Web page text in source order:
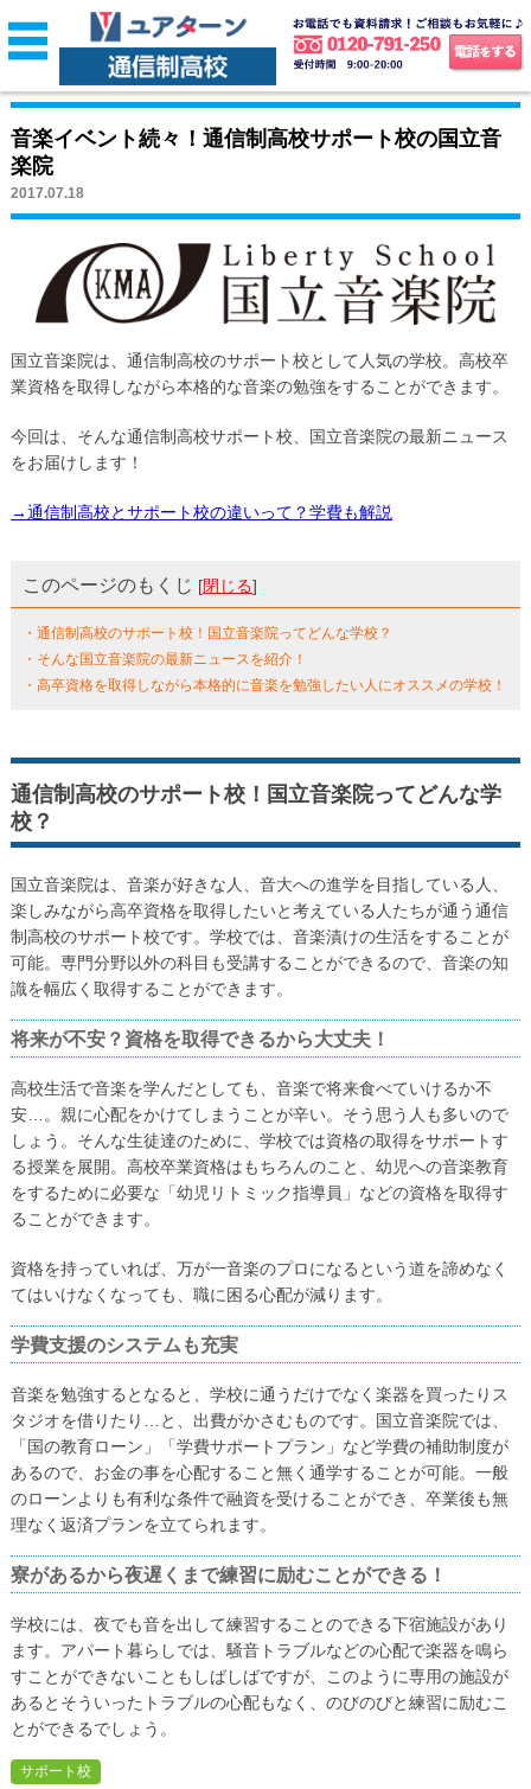
音楽イベント続々！通信制高校サポート校の国立音
楽院
2017.07.18
国立音楽院は、通信制高校のサポート校として人気の学校。高校卒
業資格を取得しながら本格的な音楽の勉強をすることができます。
今回は、そんな通信制高校サポート校、国立音楽院の最新ニュース
をお届けします！
→通信制高校とサポート校の違いって？学費も解説
このページのもくじ [閉じる]
・通信制高校のサポート校！国立音楽院ってどんな学校？
・そんな国立音楽院の最新ニュースを紹介！
・高卒資格を取得しながら本格的に音楽を勉強したい人にオススメの学校！
通信制高校のサポート校！国立音楽院ってどんな学
校？
国立音楽院は、音楽が好きな人、音大への進学を目指している人、
楽しみながら高卒資格を取得したいと考えている人たちが通う通信
制高校のサポート校です。学校では、音楽漬けの生活をすることが
可能。専門分野以外の科目も受講することができるので、音楽の知
識を幅広く取得することができます。
将来が不安？資格を取得できるから大丈夫！
高校生活で音楽を学んだとしても、音楽で将来食べていけるか不
安…。親に心配をかけてしまうことが辛い。そう思う人も多いので
しょう。そんな生徒達のために、学校では資格の取得をサポートす
る授業を展開。高校卒業資格はもちろんのこと、幼児への音楽教育
をするために必要な「幼児リトミック指導員」などの資格を取得す
ることができます。
資格を持っていれば、万が一音楽のプロになるという道を諦めなく
てはいけなくなっても、職に困る心配が減ります。
学費支援のシステムも充実
音楽を勉強するとなると、学校に通うだけでなく楽器を買ったりス
タジオを借りたり…と、出費がかさむものです。国立音楽院では、
「国の教育ローン」「学費サポートプラン」など学費の補助制度が
あるので、お金の事を心配すること無く通学することが可能。一般
のローンよりも有利な条件で融資を受けることができ、卒業後も無
理なく返済プランを立てられます。
寮があるから夜遅くまで練習に励むことができる！
学校には、夜でも音を出して練習することのできる下宿施設があり
ます。アパート暮らしでは、騒音トラブルなどの心配で楽器を鳴ら
すことができないこともしばしばですが、このように専用の施設が
あるとそういったトラブルの心配もなく、のびのびと練習に励むこ
とができるでしょう。
サポート校